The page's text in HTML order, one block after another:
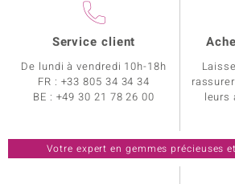
Service client
De lundi à vendredi 10h-18h
FR : +33 805 34 34 34
BE : +49 30 21 78 26 00
leurs
Votre expert en gemmes précieuses